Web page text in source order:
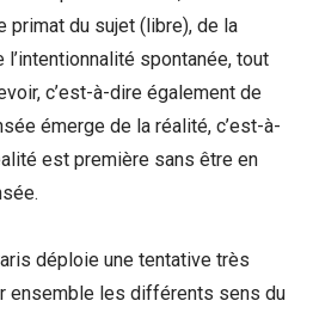
primat du sujet (libre), de la
spontanée, tout
c’est-à-dire également de
émerge de la réalité, c’est-à-
est première sans être en
déploie une tentative très
ensemble les différents sens du